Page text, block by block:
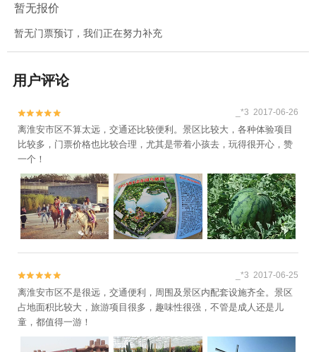
暂无报价
暂无门票预订，我们正在努力补充
用户评论

 _*3 2017-06-26
离淮安市区不算太远，交通还比较便利。景区比较大，各种体验项目
比较多，门票价格也比较合理，尤其是带着小孩去，玩得很开心，赞
一个！

 _*3 2017-06-25
离淮安市区不是很远，交通便利，周围及景区内配套设施齐全。景区
占地面积比较大，旅游项目很多，趣味性很强，不管是成人还是儿
童，都值得一游！